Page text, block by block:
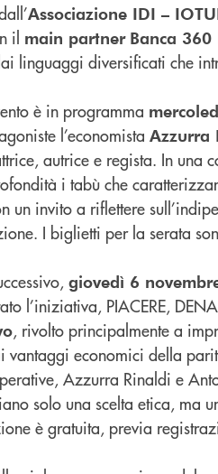
Associazione IDI –
il main partner Banca 360
linguaggi diversificati che
è in programma
l’economista Azzurra
autrice e regista. In una
i tabù che
un invito a riflettere
I biglietti per la serata
giovedì 6
l’iniziativa, PIACERE,
, rivolto principalmente a
vantaggi economici della
Azzurra Rinaldi e
solo una scelta etica, ma
è gratuita, previa